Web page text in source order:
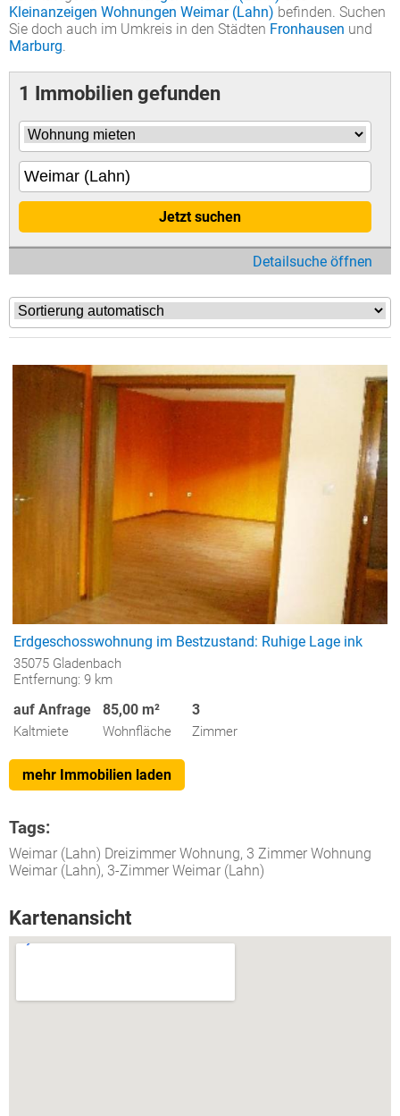
Kleinanzeigen Wohnungen Weimar (Lahn) befinden. Suchen
Sie doch auch im Umkreis in den Städten Fronhausen und
Marburg.
1 Immobilien gefunden
Jetzt suchen
Detailsuche öffnen
Erdgeschosswohnung im Bestzustand: Ruhige Lage ink
35075 Gladenbach
Entfernung: 9 km
auf Anfrage
Kaltmiete
85,00 m²
Wohnfläche
3
Zimmer
mehr Immobilien laden
Tags:
Weimar (Lahn) Dreizimmer Wohnung, 3 Zimmer Wohnung
Weimar (Lahn), 3-Zimmer Weimar (Lahn)
Kartenansicht